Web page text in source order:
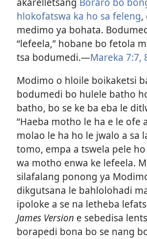
hlokofatswa ka ho sa feleng,
medimo ya bohata.
“lefeela,” hobane bo fetola
tsa bodumedi.​—Mareka 7:​7,
Modimo o hloile boikaketsi
bodumedi bo hulele batho
batho, bo se ke ba eba le
“Haeba motho le ha e le
molao le ha ho le jwalo a sa
tomo, empa a tswela pele
wa motho enwa ke lefeela.
silafalang ponong ya
dikgutsana le bahlolohadi
ipoloke a se na letheba
James Version e sebedisa
borapedi bona bo se nang